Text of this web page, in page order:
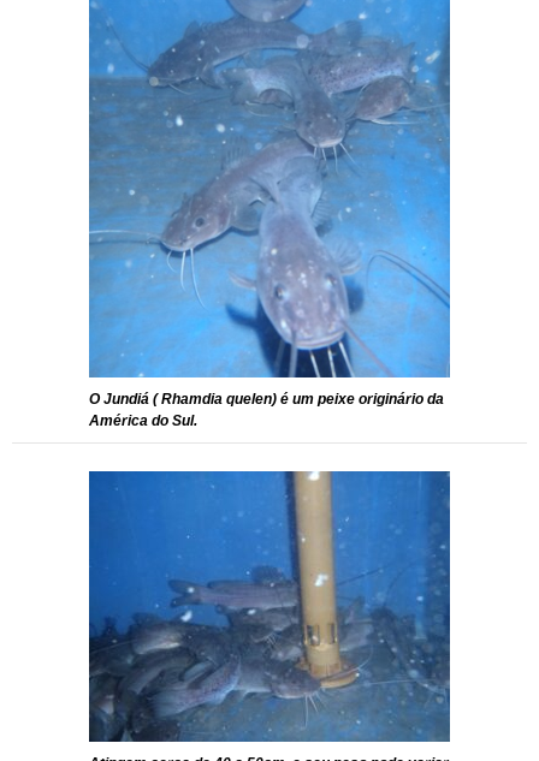
O Jundiá ( Rhamdia quelen) é um peixe originário da
América do Sul.